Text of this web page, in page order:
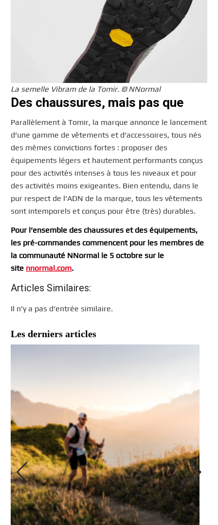
La semelle Vibram de la Tomir. © NNormal
Des chaussures, mais pas que
Parallèlement à Tomir, la marque annonce le lancement
d’une gamme de vêtements et d’accessoires, tous nés
des mêmes convictions fortes : proposer des
équipements légers et hautement performants conçus
pour des activités intenses à tous les niveaux et pour
des activités moins exigeantes. Bien entendu, dans le
pur respect de l’ADN de la marque, tous les vêtements
sont intemporels et conçus pour être (très) durables.
Pour l’ensemble des chaussures et des équipements,
les pré-commandes commencent pour les membres de
la communauté NNormal le 5 octobre sur le
site nnormal.com.
Articles Similaires:
Il n’y a pas d’entrée similaire.
Les derniers articles